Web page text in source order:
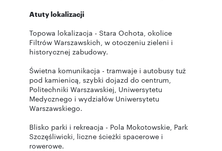
Atuty lokalizacji
Topowa lokalizacja - Stara Ochota, okolice
Filtrów Warszawskich, w otoczeniu zieleni i
historycznej zabudowy.
Świetna komunikacja - tramwaje i autobusy tuż
pod kamienicą, szybki dojazd do centrum,
Politechniki Warszawskiej, Uniwersytetu
Medycznego i wydziałów Uniwersytetu
Warszawskiego.
Blisko parki i rekreacja - Pola Mokotowskie, Park
Szczęśliwicki, liczne ścieżki spacerowe i
rowerowe.